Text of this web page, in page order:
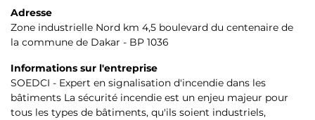
Adresse
Zone industrielle Nord km 4,5 boulevard du centenaire de
la commune de Dakar - BP 1036
Informations sur l'entreprise
SOEDCI - Expert en signalisation d'incendie dans les
bâtiments La sécurité incendie est un enjeu majeur pour
tous les types de bâtiments, qu'ils soient industriels,